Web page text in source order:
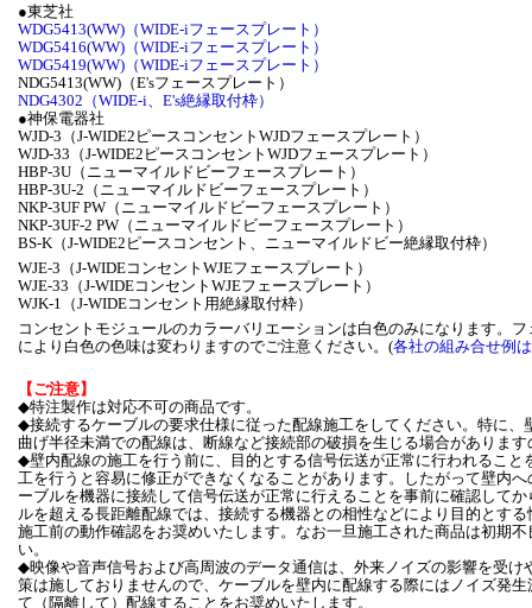
●東芝社
WDG5413(WW)（WIDE-iフェースプレート）
WDG5416(WW)（WIDE-iフェースプレート）
WDG5419(WW)（WIDE-iフェースプレート）
NDG5413(WW)（E'sフェースプレート）
NDG4302（WIDE-i、E's絶縁取付枠）
●神保電器社
WJD-3（J-WIDE2ピースコンセントWJDフェースプレート）
WJD-33（J-WIDE2ピースコンセントWJDフェースプレート）
HBP-3U（ニューマイルドビーフェースプレート）
HBP-3U-2（ニューマイルドビーフェースプレート）
NKP-3UF PW（ニューマイルドビーフェースプレート）
NKP-3UF-2 PW（ニューマイルドビーフェースプレート）
BS-K（J-WIDE2ピースコンセント、ニューマイルドビー絶縁取付枠）
WJE-3（J-WIDEコンセントWJEフェースプレート）
WJE-33（J-WIDEコンセントWJEフェースプレート）
WJK-1（J-WIDEコンセント用絶縁取付枠）
コンセントモジュールのカラーバリエーションは白色のみになります。
により白色の色味は変わりますのでご注意ください。(各社の組み合せ例
【ご注意】
◆特注製作は対応不可の商品です。
◆接続するケーブルの要求仕様に従った配線施工をしてください。特に
曲げ半径未満での配線は、断線など接続部の破損を生じる場合がありま
◆壁内配線の施工を行う前に、目的とする信号伝送が正常に行われるこ
工を行うと容易に修正ができなくなることがあります。したがって壁内
ーブルを機器に接続して信号伝送が正常に行えることを事前に確認して
ルを超える長距離配線では、接続する機器との相性などにより目的とす
施工前の動作確認をお奨めいたします。なお一旦施工された商品は初期
い。
◆映像や音声信号および高周波のデータ通信は、外来ノイズの影響を受
策は施しておりませんので、ケーブルを壁内に配線する際にはノイズ発
て（隔離して）配線することをお奨めいたします。